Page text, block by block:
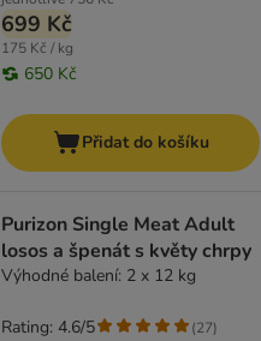
699 Kč
175 Kč / kg
650 Kč
Přidat do košíku
Purizon Single Meat Adult
losos a špenát s květy chrpy
Výhodné balení: 2 x 12 kg
Rating: 4.6/5 (27)